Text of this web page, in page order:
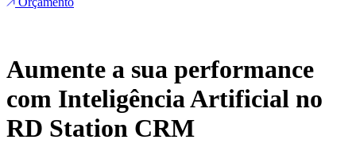
Aumente a sua performance
com Inteligência Artificial no
RD Station CRM